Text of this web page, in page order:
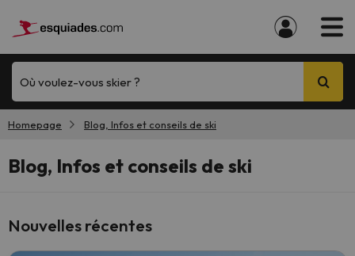
Où voulez-vous skier ?
Homepage Blog, Infos et conseils de ski
Blog, Infos et conseils de ski
Nouvelles récentes